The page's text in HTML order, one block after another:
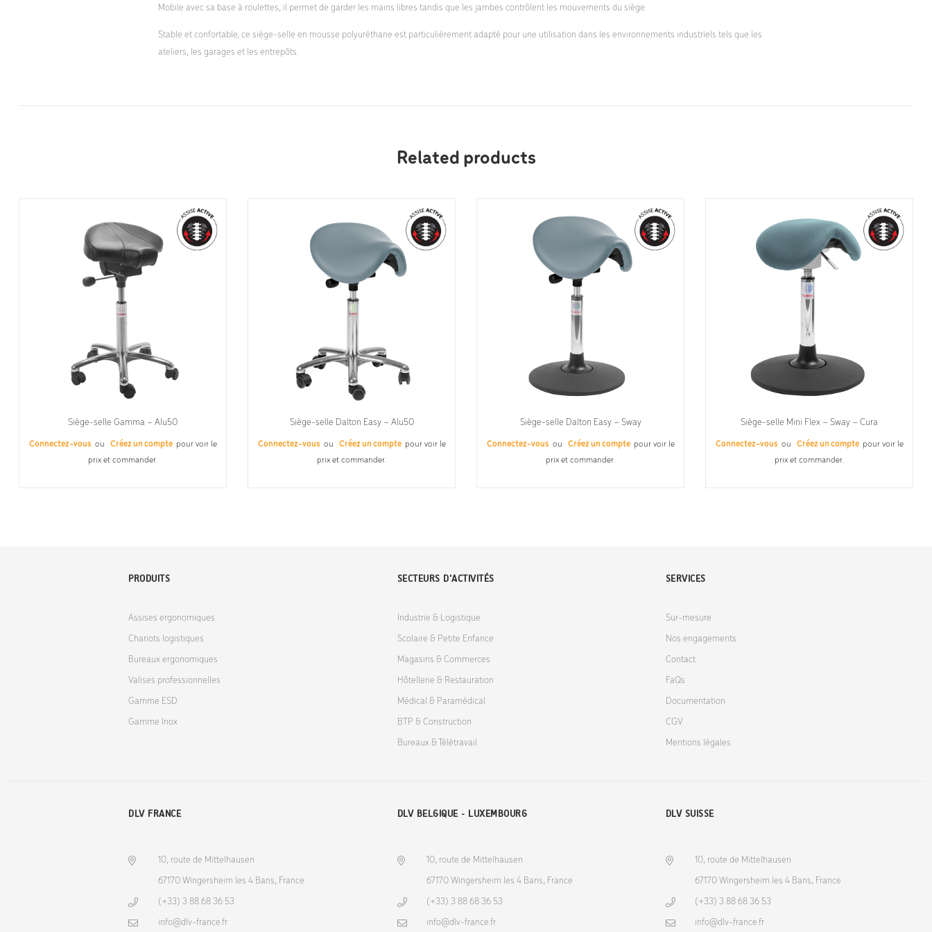
Mobile avec sa base à roulettes, il permet de garder les mains libres tandis que les jambes contrôlent les mouvements du siège.
Stable et confortable, ce siège-selle en mousse polyuréthane est particulièrement adapté pour une utilisation dans les environnements industriels tels que les
ateliers, les garages et les entrepôts.
Related products
Siège-selle Gamma – Alu50
Connectez-vous ou Créez un compte pour voir le
prix et commander.
Siège-selle Dalton Easy – Alu50
Connectez-vous ou Créez un compte pour voir le
prix et commander.
Siège-selle Dalton Easy – Sway
Connectez-vous ou Créez un compte pour voir le
prix et commander.
Siège-selle Mini Flex – Sway – Cura
Connectez-vous ou Créez un compte pour voir le
prix et commander.
PRODUITS
Assises ergonomiques
Chariots logistiques
Bureaux ergonomiques
Valises professionnelles
Gamme ESD
Gamme Inox
SECTEURS D'ACTIVITÉS
Industrie & Logistique
Scolaire & Petite Enfance
Magasins & Commerces
Hôtellerie & Restauration
Médical & Paramédical
BTP & Construction
Bureaux & Télétravail
SERVICES
Sur-mesure
Nos engagements
Contact
FaQs
Documentation
CGV
Mentions légales
DLV FRANCE
10, route de Mittelhausen
67170 Wingersheim les 4 Bans, France
(+33) 3 88 68 36 53
info@dlv-france.fr
DLV BELGIQUE - LUXEMBOURG
10, route de Mittelhausen
67170 Wingersheim les 4 Bans, France
(+33) 3 88 68 36 53
info@dlv-france.fr
DLV SUISSE
10, route de Mittelhausen
67170 Wingersheim les 4 Bans, France
(+33) 3 88 68 36 53
info@dlv-france.fr